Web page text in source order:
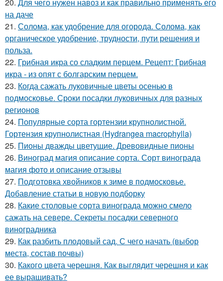
на даче
21. Солома, как удобрение для огорода. Солома, как
органическое удобрение, трудности, пути решения и
польза.
22. Грибная икра со сладким перцем. Рецепт: Грибная
икра - из опят с болгарским перцем.
23. Когда сажать луковичные цветы осенью в
подмосковье. Сроки посадки луковичных для разных
регионов
24. Популярные сорта гортензии крупнолистной.
Гортензия крупнолистная (Hydrangea macrophylla)
25. Пионы дважды цветущие. Древовидные пионы
26. Виноград магия описание сорта. Сорт винограда
магия фото и описание отзывы
27. Подготовка хвойников к зиме в подмосковье.
Добавление статьи в новую подборку
28. Какие столовые сорта винограда можно смело
сажать на севере. Секреты посадки северного
виноградника
29. Как разбить плодовый сад. С чего начать (выбор
места, состав почвы)
30. Какого цвета черешня. Как выглядит черешня и как
ее выращивать?